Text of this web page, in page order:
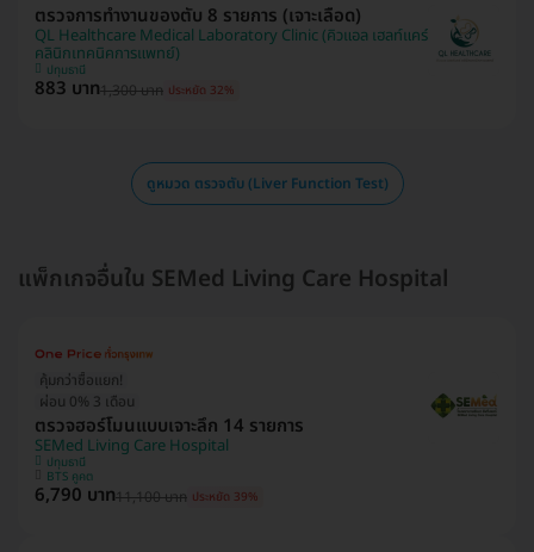
ตรวจการทำงานของตับ 8 รายการ (เจาะเลือด)
QL Healthcare Medical Laboratory Clinic (คิวแอล เฮลท์แคร์
คลินิกเทคนิคการแพทย์)
ปทุมธานี
883 บาท1,300 บาท ประหยัด 32%
ดูหมวด ตรวจตับ (Liver Function Test)
แพ็กเกจอื่นใน SEMed Living Care Hospital
คุ้มกว่าซื้อแยก!
ผ่อน 0% 3 เดือน
ตรวจฮอร์โมนแบบเจาะลึก 14 รายการ
SEMed Living Care Hospital
ปทุมธานี
BTS คูคต
6,790 บาท11,100 บาท ประหยัด 39%